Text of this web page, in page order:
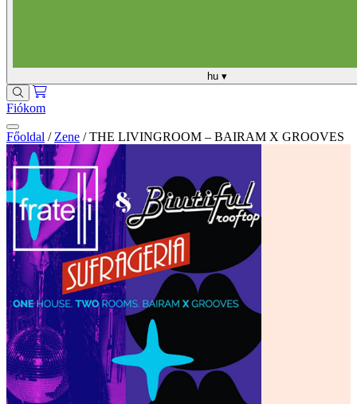
hu ▾
Fiókom
Főoldal / Zene / THE LIVINGROOM – BAIRAM X GROOVES